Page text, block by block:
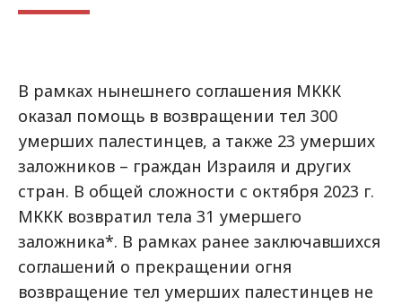
В рамках нынешнего соглашения МККК
оказал помощь в возвращении тел 300
умерших палестинцев, а также 23 умерших
заложников – граждан Израиля и других
стран. В общей сложности с октября 2023 г.
МККК возвратил тела 31 умершего
заложника*. В рамках ранее заключавшихся
соглашений о прекращении огня
возвращение тел умерших палестинцев не